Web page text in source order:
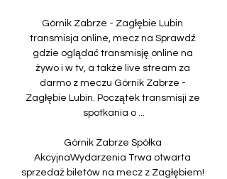
Górnik Zabrze - Zagłębie Lubin
transmisja online, mecz na Sprawdź
gdzie oglądać transmisję online na
żywo i w tv, a także live stream za
darmo z meczu Górnik Zabrze -
Zagłębie Lubin. Początek transmisji ze
spotkania o ...
Górnik Zabrze Spółka
AkcyjnaWydarzenia Trwa otwarta
sprzedaż biletów na mecz z Zagłębiem!